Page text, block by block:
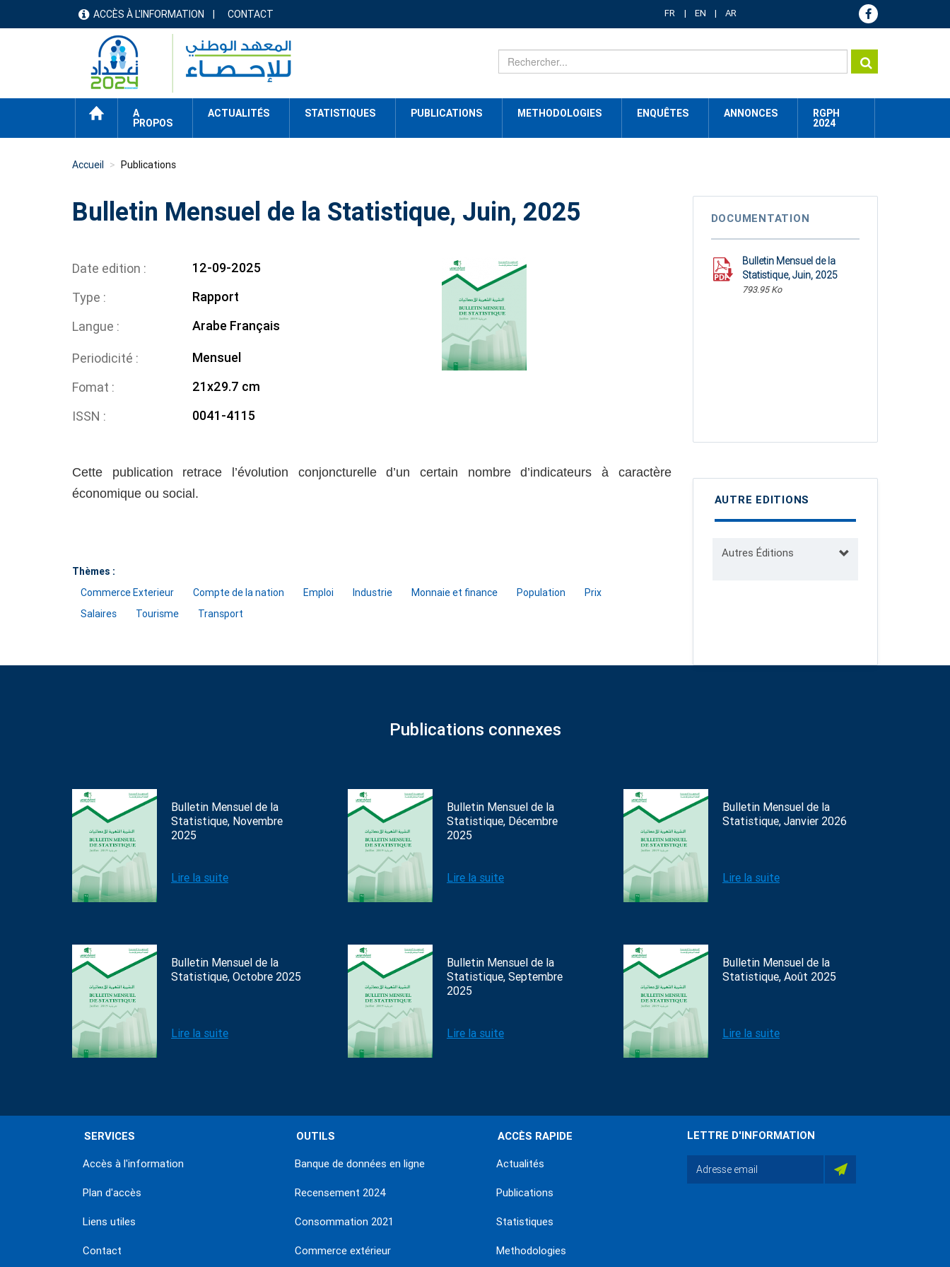
menu
header
ACCÈS À L'INFORMATION CONTACT FR EN AR
ACCUEIL
A
PROPOS
ACTUALITÉS STATISTIQUES PUBLICATIONS METHODOLOGIES ENQUÊTES ANNONCES
RGPH
2024
Accueil Publications
Bulletin Mensuel de la Statistique, Juin, 2025
Date edition
12-09-2025
Type
Rapport
Langue
Arabe Français
Periodicité
Mensuel
Fomat
21x29.7 cm
ISSN
0041-4115
Cette publication retrace l’évolution conjoncturelle d’un certain nombre d’indicateurs à caractère
économique ou social.
Thèmes :
Commerce Exterieur
Compte de la nation Emploi Industrie Monnaie et finance Population
Prix
Salaires
Tourisme Transport
DOCUMENTATION
Bulletin Mensuel de la
Statistique, Juin, 2025
793.95 Ko
AUTRE EDITIONS
Autres Éditions
Publications connexes
Bulletin Mensuel de la
Statistique, Novembre
2025
Lire la suite
Bulletin Mensuel de la
Statistique, Décembre
2025
Lire la suite
Bulletin Mensuel de la
Statistique, Janvier 2026
Lire la suite
Bulletin Mensuel de la
Statistique, Octobre 2025
Lire la suite
Bulletin Mensuel de la
Statistique, Septembre
2025
Lire la suite
Bulletin Mensuel de la
Statistique, Août 2025
Lire la suite
SERVICES
Accès à l'information
Plan d'accès
Liens utiles
Contact
OUTILS
Banque de données en ligne
Recensement 2024
Consommation 2021
Commerce extérieur
ACCÈS RAPIDE
Actualités
Publications
Statistiques
Methodologies
LETTRE D'INFORMATION